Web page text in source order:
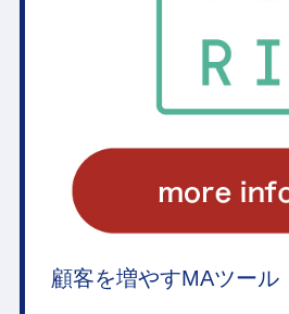
顧客を増やすMAツール